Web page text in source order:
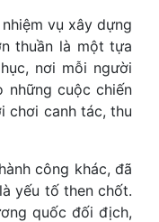
vụ xây dựng
thuần là một tựa
nơi mỗi người
cuộc chiến
chơi canh tác, thu
công khác, đã
yếu tố then chốt.
quốc đối địch,